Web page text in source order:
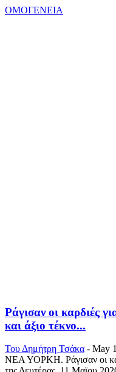
ΟΜΟΓΕΝΕΙΑ
Ράγισαν οι καρδιές
και άξιο τέκνο...
Του Δημήτρη Τσάκα - May
ΝΕΑ ΥΟΡΚΗ. Ράγισαν οι